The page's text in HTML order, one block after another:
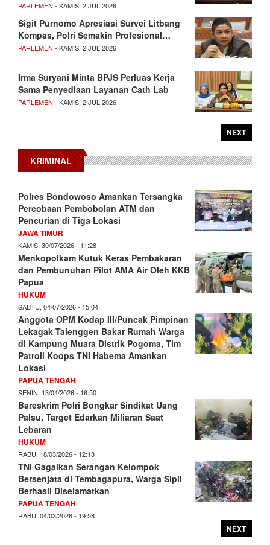
PARLEMEN - KAMIS, 2 JUL 2026
Sigit Purnomo Apresiasi Survei Litbang
Kompas, Polri Semakin Profesional…
PARLEMEN - KAMIS, 2 JUL 2026
Irma Suryani Minta BPJS Perluas Kerja
Sama Penyediaan Layanan Cath Lab
PARLEMEN - KAMIS, 2 JUL 2026
NEXT
KRIMINAL
Polres Bondowoso Amankan Tersangka
Percobaan Pembobolan ATM dan
Pencurian di Tiga Lokasi
JAWA TIMUR
KAMIS, 30/07/2026 - 11:28
Menkopolkam Kutuk Keras Pembakaran
dan Pembunuhan Pilot AMA Air Oleh KKB
Papua
HUKUM
SABTU, 04/07/2026 - 15:04
Anggota OPM Kodap III/Puncak Pimpinan
Lekagak Talenggen Bakar Rumah Warga
di Kampung Muara Distrik Pogoma, Tim
Patroli Koops TNI Habema Amankan
Lokasi
PAPUA TENGAH
SENIN, 13/04/2026 - 16:50
Bareskrim Polri Bongkar Sindikat Uang
Palsu, Target Edarkan Miliaran Saat
Lebaran
HUKUM
RABU, 18/03/2026 - 12:13
TNI Gagalkan Serangan Kelompok
Bersenjata di Tembagapura, Warga Sipil
Berhasil Diselamatkan
PAPUA TENGAH
RABU, 04/03/2026 - 19:58
NEXT